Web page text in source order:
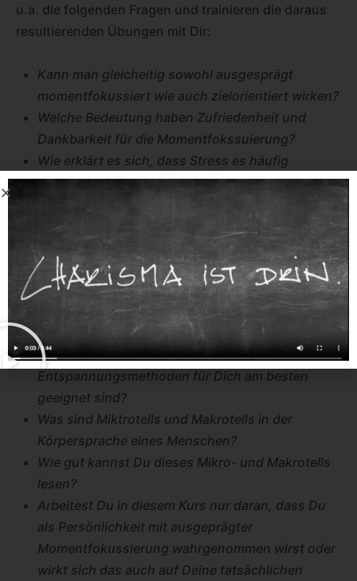
u.a. die folgenden Fragen und trainieren die daraus
resultierenden Übungen mit Dir:
Kann man gleicheitig sowohl ausgesprägt
momentfokussiert wie auch zielorientiert wirken?
Welche Bedeutung haben Zufriedenheit und
Dankbarkeit für die Momentfokssuierung?
Wie erklärt es sich, dass Stress es häufig
verhindert, sich ganz auf das Hier und Jetzt
Wie oft und wie intensiv reflektierst Du dankbar
Deinen bisherigen Lebensweg?
Welche Mentalübungen kennst Du und welche
nutzt Du?
Was bringen Entspannungsmethoden für die
Momentfokussierung?
Wie findest Du heraus, welche
Entspannungsmethoden für Dich am besten
geeignet sind?
Was sind Miktrotells und Makrotells in der
Körpersprache eines Menschen?
Wie gut kannst Du dieses Mikro- und Makrotells
lesen?
Arbeitest Du in diesem Kurs nur daran, dass Du
als Persönlichkeit mit ausgeprägter
Momentfokussierung wahrgenommen wirst oder
wirkt sich das auch auf Deine tatsächlichen